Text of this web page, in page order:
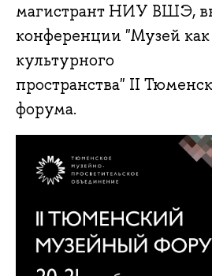
магистрант НИУ ВШЭ,
конференции "Музей как
культурного
пространства" II
форума.